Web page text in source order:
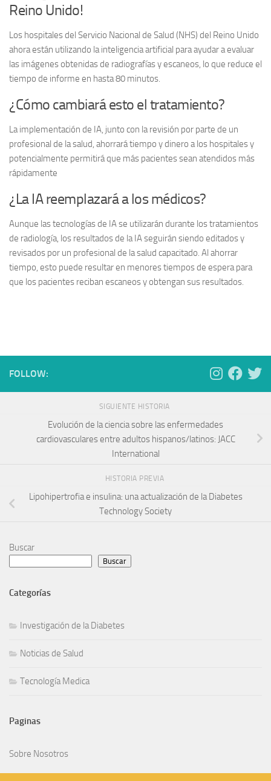
Reino Unido!
Los hospitales del Servicio Nacional de Salud (NHS) del Reino Unido
ahora están utilizando la inteligencia artificial para ayudar a evaluar
las imágenes obtenidas de radiografías y escaneos, lo que reduce el
tiempo de informe en hasta 80 minutos.
¿Cómo cambiará esto el tratamiento?
La implementación de IA, junto con la revisión por parte de un
profesional de la salud, ahorrará tiempo y dinero a los hospitales y
potencialmente permitirá que más pacientes sean atendidos más
rápidamente
¿La IA reemplazará a los médicos?
Aunque las tecnologías de IA se utilizarán durante los tratamientos
de radiología, los resultados de la IA seguirán siendo editados y
revisados ​​por un profesional de la salud capacitado. Al ahorrar
tiempo, esto puede resultar en menores tiempos de espera para
que los pacientes reciban escaneos y obtengan sus resultados.
FOLLOW:
SIGUIENTE HISTORIA
Evolución de la ciencia sobre las enfermedades
cardiovasculares entre adultos hispanos/latinos: JACC
International
HISTORIA PREVIA
Lipohipertrofia e insulina: una actualización de la Diabetes
Technology Society
Buscar
Buscar
Investigación de la Diabetes
Noticias de Salud
Tecnología Medica
Sobre Nosotros